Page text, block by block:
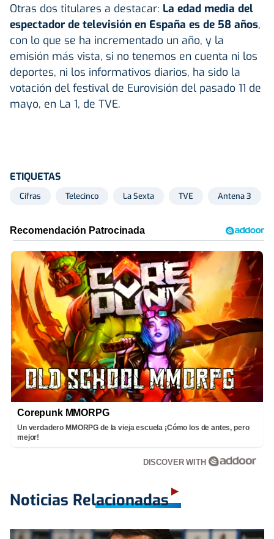
Otras dos titulares a destacar: La edad media del
espectador de televisión en España es de 58 años,
con lo que se ha incrementado un año, y la
emisión más vista, si no tenemos en cuenta ni los
deportes, ni los informativos diarios, ha sido la
votación del festival de Eurovisión del pasado 11 de
mayo, en La 1, de TVE.
ETIQUETAS
Cifras Telecinco La Sexta TVE Antena 3
Corepunk MMORPG
Un verdadero MMORPG de la vieja escuela ¡Cómo los de antes, pero
mejor!
DISCOVER WITH
Noticias Relacionadas